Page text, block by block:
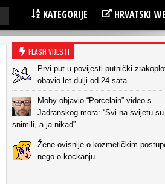
KATEGORIJE HRVATSKI
FLASH VIJESTI
Prvi put u povijesti putnički
obavio let dulji od 24 sata
Moby objavio “Porcelain” video s
Jadranskog mora: “Svi na svijetu
snimili, a ja nikad”
Žene ovisnije o kozmetičkim
nego o kockanju